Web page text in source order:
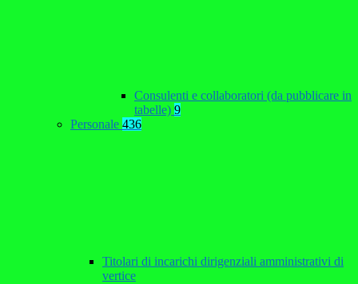
Consulenti e collaboratori (da pubblicare in
tabelle) 9
Personale 436
Titolari di incarichi dirigenziali amministrativi di
vertice